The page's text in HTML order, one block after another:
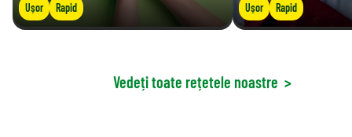
Ușor Rapid Ușor Rapid
Vedeți toate rețetele noastre >